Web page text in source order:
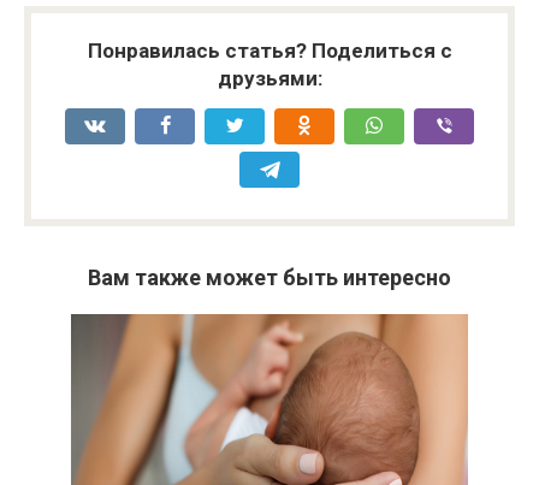
Понравилась статья? Поделиться с
друзьями:
Вам также может быть интересно